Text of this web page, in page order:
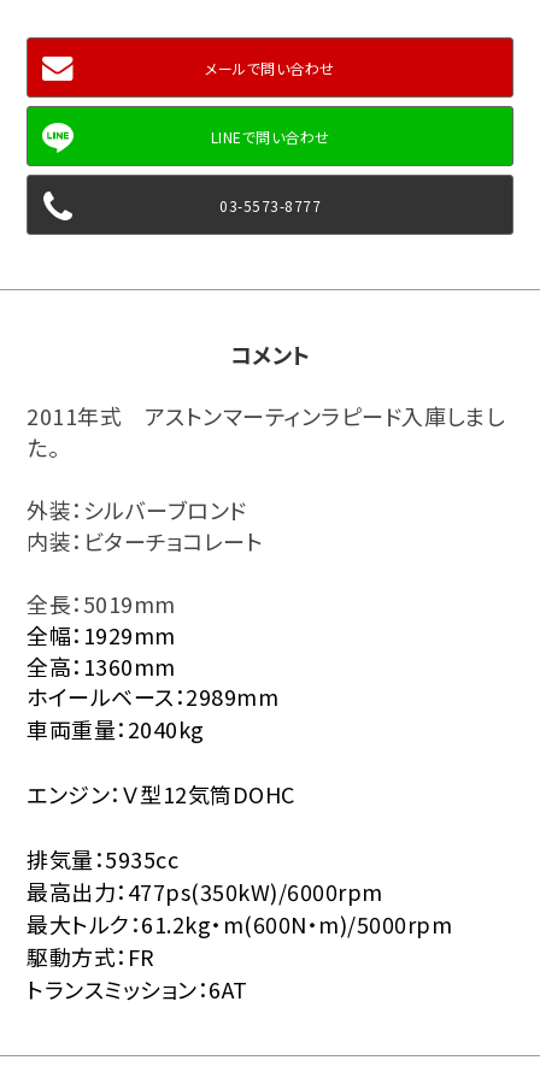
メールで問い合わせ
03-5573-8777
コメント
2011年式 アストンマーティンラピード入庫しまし
た。
外装：シルバーブロンド
内装：ビターチョコレート
全長：5019mm
全幅：1929mm
全高：1360mm
ホイールベース：2989mm
車両重量：2040kg
エンジン：Ｖ型12気筒DOHC
排気量：5935cc
最高出力：477ps(350kW)/6000rpm
最大トルク：61.2kg・m(600N・m)/5000rpm
駆動方式：FR
トランスミッション：6AT